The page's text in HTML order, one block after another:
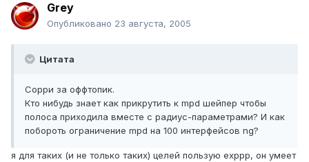
Grey
Опубликовано 23 августа, 2005
Цитата
Сорри за оффтопик.
Кто нибудь знает как прикрутить к mpd шейпер чтобы
полоса приходила вместе с радиус-параметрами? И как
побороть ограничение mpd на 100 интерфейсов ng?
я для таких (и не только таких) целей пользую exppp, он умеет